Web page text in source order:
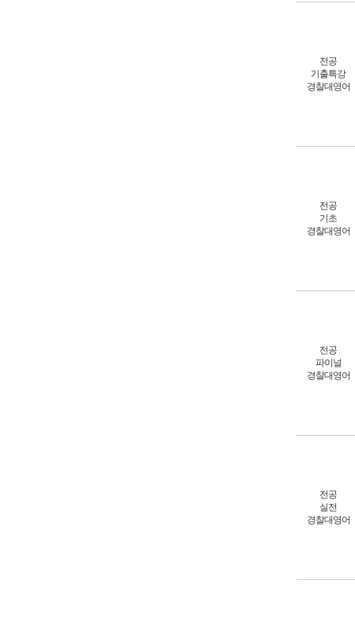
전공
기출특강
경찰대영어
전공
기초
경찰대영어
전공
파이널
경찰대영어
전공
실전
경찰대영어